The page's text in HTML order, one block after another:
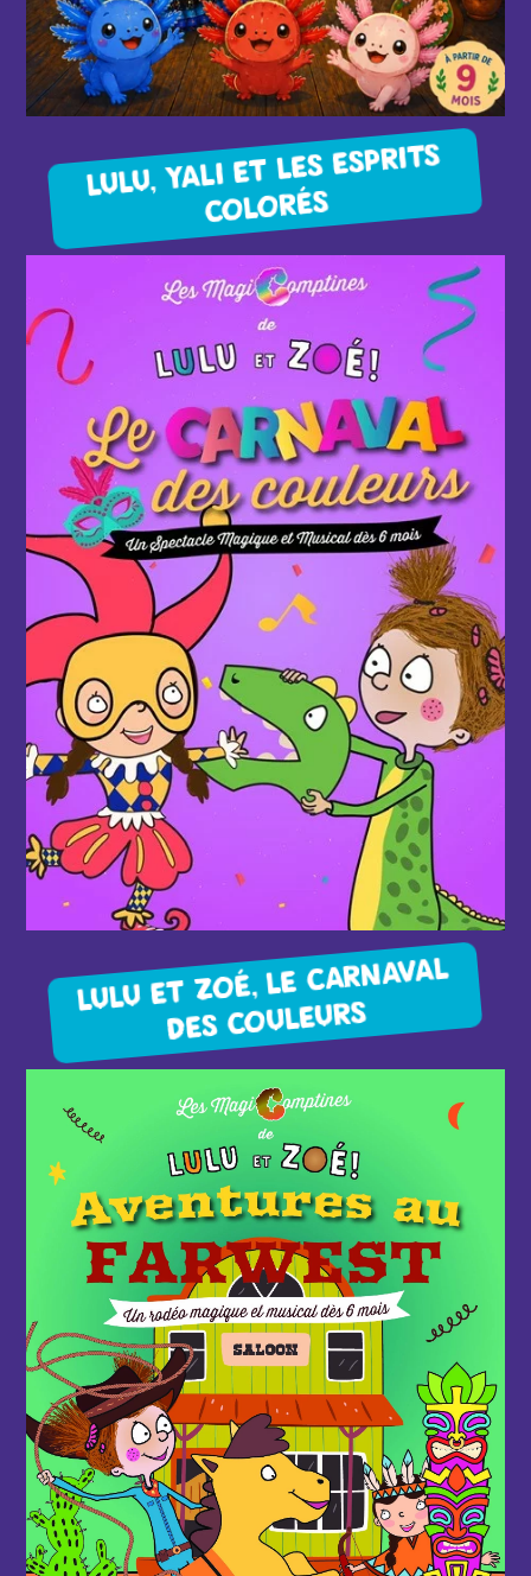
LULU, YALI ET LES ESPRITS
COLORÉS
d'infos
LULU ET ZOÉ, LE CARNAVAL
DES COULEURS
d'infos